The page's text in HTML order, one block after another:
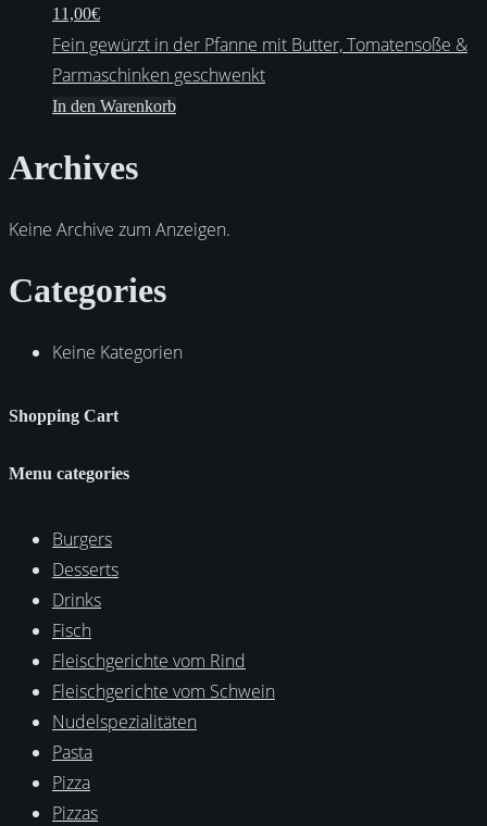
11,00€
Fein gewürzt in der Pfanne mit Butter, Tomatensoße &
Parmaschinken geschwenkt
In den Warenkorb
Archives
Keine Archive zum Anzeigen.
Categories
Keine Kategorien
Shopping Cart
Menu categories
Burgers
Desserts
Drinks
Fisch
Fleischgerichte vom Rind
Fleischgerichte vom Schwein
Nudelspezialitäten
Pasta
Pizza
Pizzas